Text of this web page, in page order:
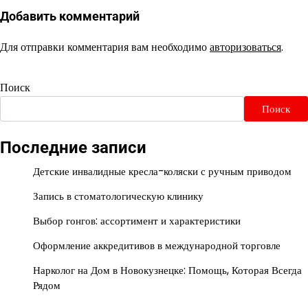
Добавить комментарий
Для отправки комментария вам необходимоавторизоваться.
Поиск
Поиск
Последние записи
Детские инвалидные кресла-коляски с ручным приводом
Запись в стоматологическую клинику
Выбор гонгов: ассортимент и характеристики
Оформление аккредитивов в международной торговле
Нарколог на Дом в Новокузнецке: Помощь, Которая Всегда
Рядом